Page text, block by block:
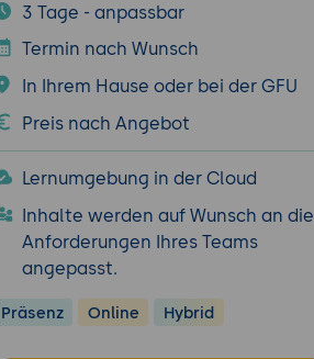
3 Tage - anpassbar
Termin nach Wunsch
In Ihrem Hause oder bei der GFU
Preis nach Angebot
Lernumgebung in der Cloud
Inhalte werden auf Wunsch an die
Anforderungen Ihres Teams
angepasst.
Präsenz Online Hybrid